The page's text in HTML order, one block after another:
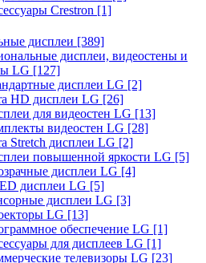
Crestron [1]
дисплеи [389]
дисплеи, видеостены и
LG [127]
дисплеи LG [2]
HD дисплеи LG [26]
для видеостен LG [13]
видеостен LG [28]
Stretch дисплеи LG [2]
повышенной яркости LG [5]
дисплеи LG [4]
дисплеи LG [5]
дисплеи LG [3]
LG [13]
обеспечение LG [1]
для дисплеев LG [1]
телевизоры LG [23]